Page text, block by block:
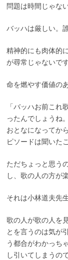
問題は時間じゃな
バッハは厳しい。
精神的にも肉体的
が尋常じゃないです
命を燃やす価値の
「バッハお前こ
ったんでしょうね
おとなになってか
ピソードは聞いた
ただちょっと思う
し、歌の人の方が
それは小林道夫先
歌の人が歌の人を
とを言うのは気が
う都合がわかっち
し引いてしまうの